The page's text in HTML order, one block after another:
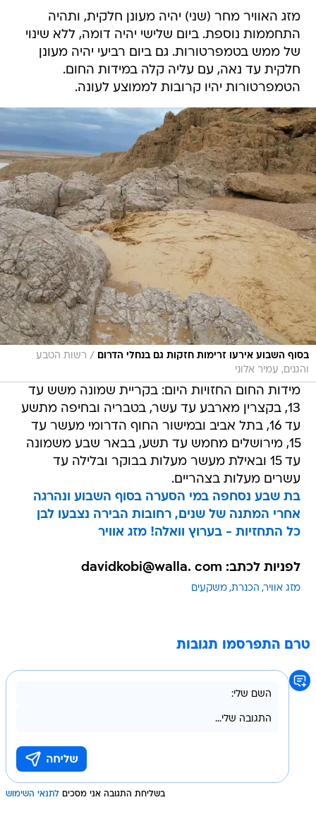
מזג האוויר מחר (שני) יהיה מעונן חלקית, ותהיה
התחממות נוספת. ביום שלישי יהיה דומה, ללא שינוי
של ממש בטמפרטורות. גם ביום רביעי יהיה מעונן
חלקית עד נאה, עם עליה קלה במידות החום.
הטמפרטורות יהיו קרובות לממוצע לעונה.
בסוף השבוע אירעו זרימות חזקות גם בנחלי הדרום / רשות הטבע
והגנים, עמיר אלוני
מידות החום החזויות היום: בקריית שמונה משש עד
13, בקצרין מארבע עד עשר, בטבריה ובחיפה מתשע
עד 16, בתל אביב ובמישור החוף הדרומי מעשר עד
15, מירושלים מחמש עד תשע, בבאר שבע משמונה
עד 15 ובאילת מעשר מעלות בבוקר ובלילה עד
עשרים מעלות בצהריים.
בת שבע נסחפה במי הסערה בסוף השבוע ונהרגה
אחרי המתנה של שנים, רחובות הבירה נצבעו לבן
כל התחזיות - בערוץ וואלה! מזג אוויר
לפניות לכתב: davidkobi@walla. com
מזג אוויר הכנרת משקעים
טרם התפרסמו תגובות
בשליחת התגובה אני מסכים לתנאי השימוש